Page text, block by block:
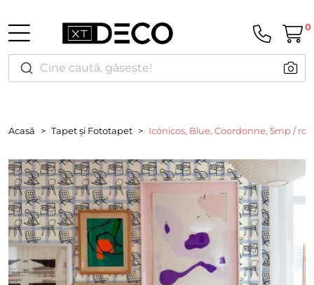
Cine caută, găsește!
0
Acasă Tapet și Fototapet Icónicos, Blue, Coordonne, 5mp / rola